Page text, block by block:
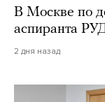
В Москве по
аспиранта
2 дня назад